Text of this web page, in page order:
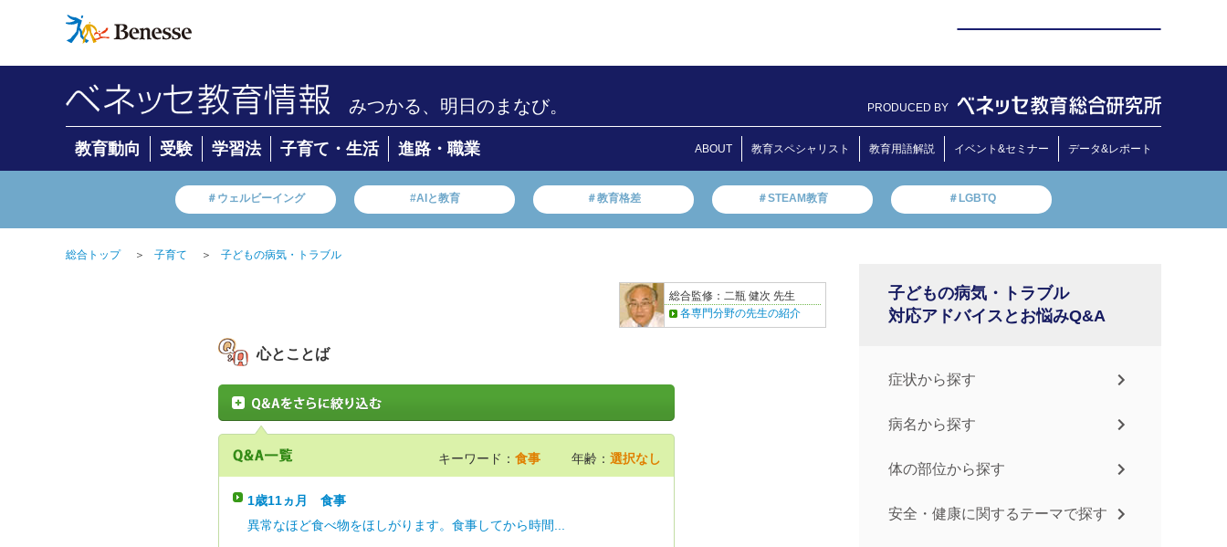
みつかる、明日のまなび。 PRODUCED BY
教育動向 受験 学習法 子育て・生活 進路・職業 ABOUT 教育スペシャリスト 教育用語解説 イベント&セミナー データ&レポート
＃ウェルビーイング #AIと教育 ＃教育格差 ＃STEAM教育 ＃LGBTQ
総合トップ ＞ 子育て ＞ 子どもの病気・トラブル
総合監修：二瓶 健次 先生
各専門分野の先生の紹介
心とことば
キーワード： 食事 年齢： 選択なし
1歳11ヵ月
食事
異常なほど食べ物をほしがります。食事してから時間...
子どもの病気・トラブル
対応アドバイスとお悩みQ&A
症状から探す
病名から探す
体の部位から探す
安全・健康に関するテーマで探す